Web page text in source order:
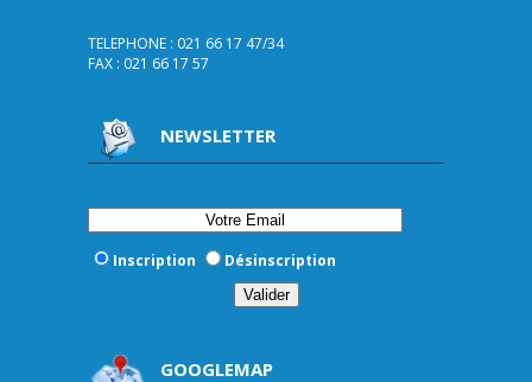
TELEPHONE : 021 66 17 47/34
FAX : 021 66 17 57
NEWSLETTER
Inscription Désinscription
GOOGLEMAP